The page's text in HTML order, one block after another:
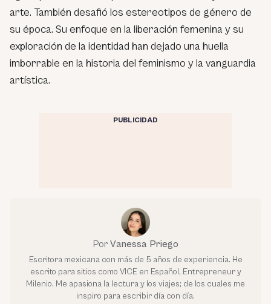
arte. También desafió los estereotipos de género de
su época. Su enfoque en la liberación femenina y su
exploración de la identidad han dejado una huella
imborrable en la historia del feminismo y la vanguardia
artística.
PUBLICIDAD
Por Vanessa Priego
Escritora mexicana con más de 5 años de experiencia. He
escrito para sitios como VICE en Español, Entrepreneur y
Milenio. Me apasiona la lectura y los viajes; de los cuales me
inspiro para escribir día con día.